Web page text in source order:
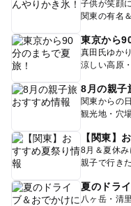
子供が笑顔
関東の有名
東京から
真田氏ゆか
涼しい高原
8月の親子
関東からの
観光地・穴
【関東】
8月＆夏休
親子で行き
夏のドラ
八ヶ岳・清